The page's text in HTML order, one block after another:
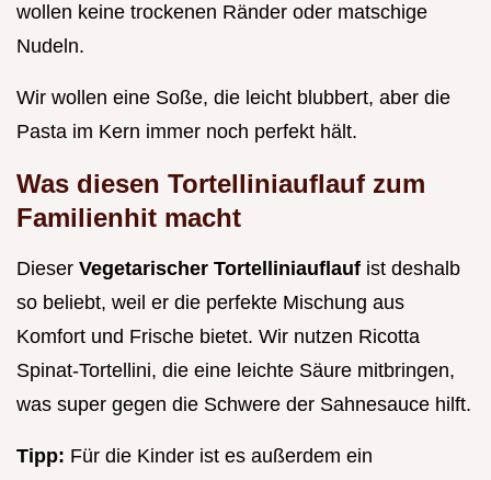
wollen keine trockenen Ränder oder matschige
Nudeln.
Wir wollen eine Soße, die leicht blubbert, aber die
Pasta im Kern immer noch perfekt hält.
Was diesen Tortelliniauflauf zum
Familienhit macht
Dieser Vegetarischer Tortelliniauflauf ist deshalb
so beliebt, weil er die perfekte Mischung aus
Komfort und Frische bietet. Wir nutzen Ricotta
Spinat-Tortellini, die eine leichte Säure mitbringen,
was super gegen die Schwere der Sahnesauce hilft.
Tipp: Für die Kinder ist es außerdem ein